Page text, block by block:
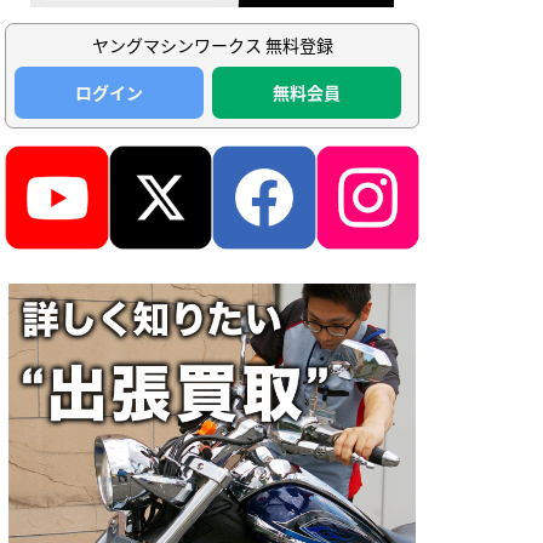
ヤングマシンワークス 無料登録
ログイン
無料会員